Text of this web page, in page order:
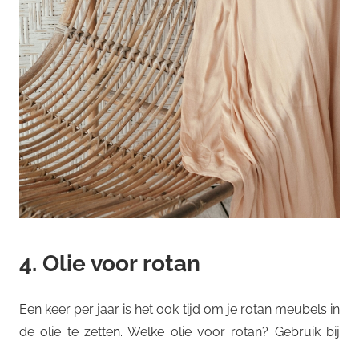
4. Olie voor rotan
Een keer per jaar is het ook tijd om je rotan meubels in
de olie te zetten. Welke olie voor rotan? Gebruik bij